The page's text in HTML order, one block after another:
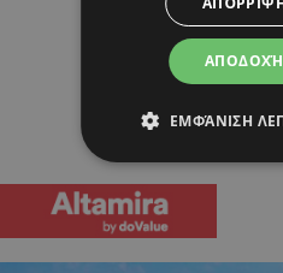
ΕΜΦΆΝΙΣΗ